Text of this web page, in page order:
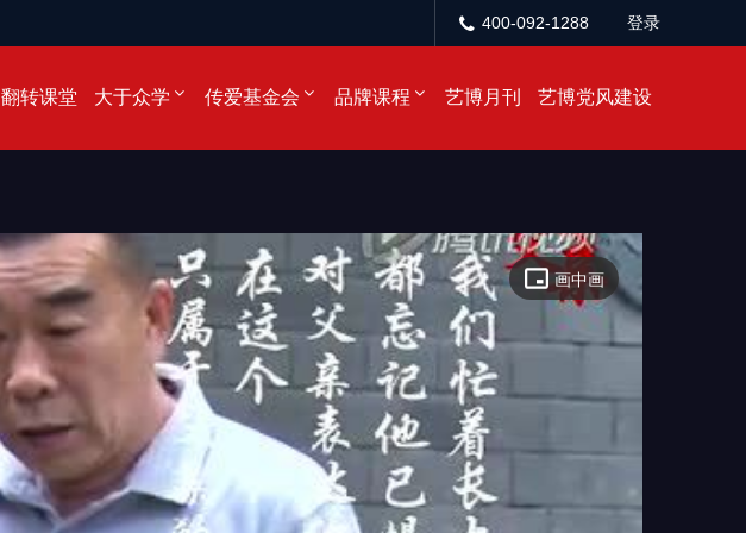
400-092-1288 登录
翻转课堂 大于众学 传爱基金会 品牌课程 艺博月刊 艺博党风建设
画中画